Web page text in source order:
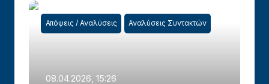
Απόψεις / Αναλύσεις Αναλύσεις Συντακτών
08.04.2026, 15:26